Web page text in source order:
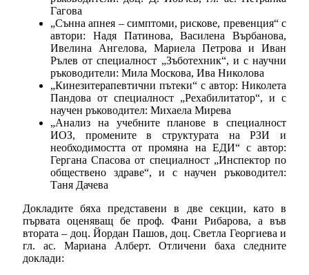
Гагова
„Сънна апнея – симптоми, рискове, превенция“ с
автори: Надя Патинова, Василена Върбанова,
Ивелина Ангелова, Мариела Петрова и Иван
Рълев от специалност „Зъботехник“, и с научни
ръководители: Мила Москова, Ива Николова
„Кинезитерапевтични пътеки“ с автор: Николета
Пандова от специалност „Рехабилитатор“, и с
научен ръководител: Михаела Мирева
„Анализ на учебните планове в специалност
ИОЗ, промените в структурата на РЗИ и
необходимостта от промяна на ЕДИ“ с автор:
Гергана Спасова от специалност „Инспектор по
обществено здраве“, и с научен ръководител:
Таня Дачева
Докладите бяха представени в две секции, като в
първата оценяващ бе проф. Фани Рибарова, а във
втората – доц. Йордан Пашов, доц. Светла Георгиева и
гл. ас. Мариана Алберт. Отличени баха следните
доклади: